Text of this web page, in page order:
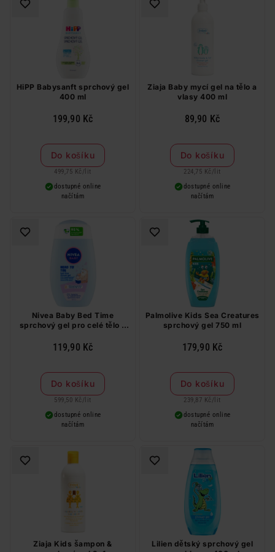
HiPP Babysanft sprchový gel
400 ml
199,90 Kč
Do košíku
499,75 Kč / lit
dostupné online
načítám
Ziaja Baby mycí gel na tělo a
vlasy 400 ml
89,90 Kč
Do košíku
224,75 Kč / lit
dostupné online
načítám
Nivea Baby Bed Time
sprchový gel pro celé tělo a
119,90 Kč
Do košíku
599,50 Kč / lit
dostupné online
načítám
Palmolive Kids Sea Creatures
sprchový gel 750 ml
179,90 Kč
Do košíku
239,87 Kč / lit
dostupné online
načítám
Ziaja Kids šampon &
Lilien dětský sprchový gel